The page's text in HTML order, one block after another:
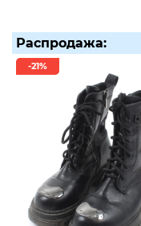
Распродажа:
-21%